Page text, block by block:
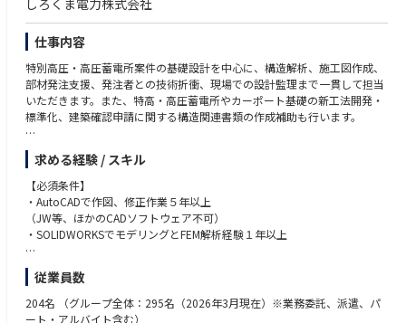
・追加部材の数量算出・積算
・調達チームとの仕様・数量調整
f) 現場設計変更対応
・現場条件の変化に伴う再解析・断面再検討
・変更施工図の作成・現場への展開
g) 追加発生部材の積算・調達チームとの連携
・調達チームへの部材仕様・数量情報の提供・連携 等
の方
・明るく誠実な方
・失敗しても次に活かせるマインドをお持ちの方
しろくま電力株式会社
仕事内容
特別高圧・高圧蓄電所案件の基礎設計を中心に、構造解析、施工図作成、
部材発注支援、発注者との技術折衝、現場での設計監理まで一貫して担当
いただきます。また、特高・高圧蓄電所やカーポート基礎の新工法開発・
標準化、建築確認申請に関する構造関連書類の作成補助も行います。
今後は、製缶品の品質管理体制の内製化、BIM・CIMを活用した3Dデータ
連携の推進、引留鉄鋼の設計・調達業務の内製化など、設計領域の拡大に
も携わっていただく予定です。
【職務詳細】
a) AutoCADを使用した作図・修正
・蓄電所基礎・カーポート基礎の施工図（平面図・断面図・詳細図）の作
・設計変更・現場指示に伴う図面の迅速な修正・更新
・客先提出用図面の作成・管理
求める経験 / スキル
【必須条件】
・AutoCADで作図、修正作業５年以上
（JW等、ほかのCADソフトウェア不可）
・SOLIDWORKSでモデリングとFEM解析経験１年以上
【歓迎条件】
・プラントエンジニアリング会社での勤務経験
・鉄骨部品図、RC基礎配筋図作図経験
・幅広い2D/3Dの知識・経験
従業員数
204名
（グループ全体：295名（2026年3月現在）※業務委託、派遣、パ
ート・アルバイト含む）